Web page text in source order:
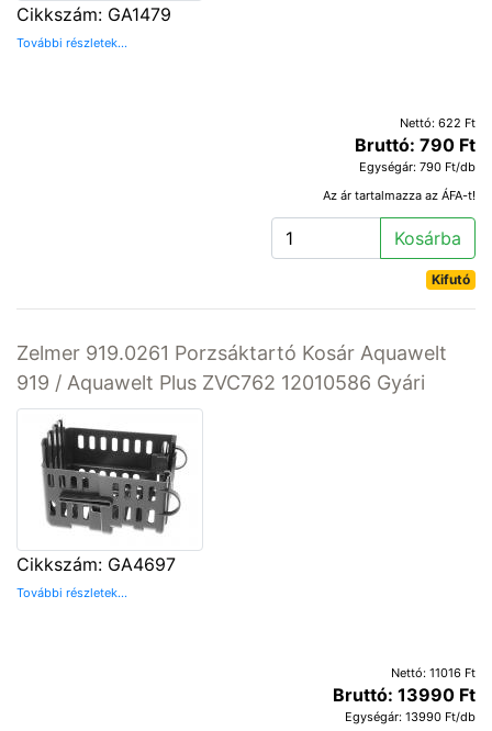
Cikkszám: GA1479
További részletek...
Nettó: 622 Ft
Bruttó: 790 Ft
Egységár: 790 Ft/db
Az ár tartalmazza az ÁFA-t!
Kosárba
Kifutó
Zelmer 919.0261 Porzsáktartó Kosár Aquawelt
919 / Aquawelt Plus ZVC762 12010586 Gyári
Cikkszám: GA4697
További részletek...
Nettó: 11016 Ft
Bruttó: 13990 Ft
Egységár: 13990 Ft/db